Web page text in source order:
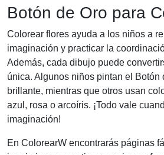
Botón de Oro para
Colorear flores ayuda a los niños a
imaginación y practicar la
Además, cada dibujo puede
única. Algunos niños pintan el Botón
brillante, mientras que otros usan
azul, rosa o arcoíris. ¡Todo vale
imaginación!
En ColorearW encontrarás páginas